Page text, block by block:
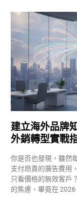
建立海外品牌
外銷轉型實戰
你是否也發現，雖然
支付昂貴的廣告費用
只看價格的無效客戶
的焦慮，畢竟在 2026